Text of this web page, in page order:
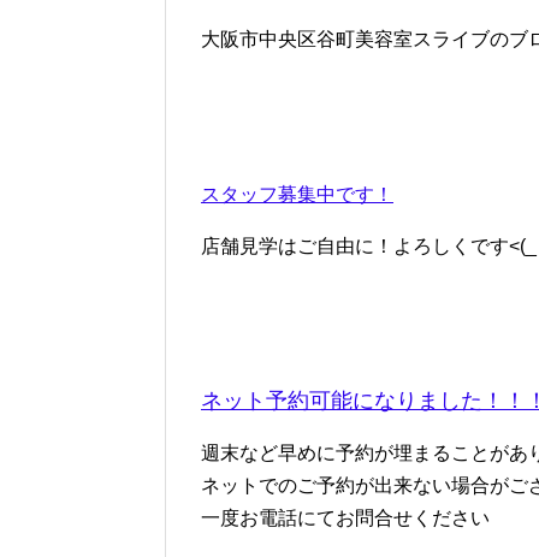
大阪市中央区谷町美容室スライブのブ
スタッフ募集中です！
店舗見学はご自由に！よろしくです
ネット予約可能になりました！！！
週末など早めに予約が埋まることがあ
ネットでのご予約が出来ない場合がご
一度お電話にてお問合せください